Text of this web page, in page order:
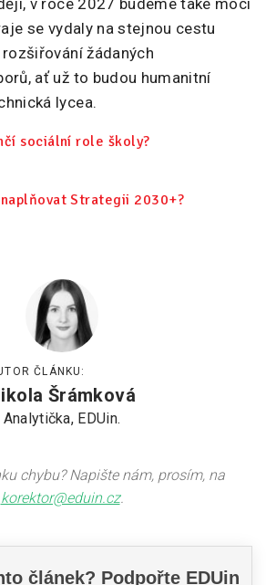
v roce 2027 budeme také moci
se vydaly na stejnou cestu
žádaných
ať už to budou humanitní
lycea.
sociální role školy?
Strategii 2030+?
ČLÁNKU:
Šrámková
Analytička, EDUin.
chybu? Napište nám, prosím, na
korektor@eduin.cz.